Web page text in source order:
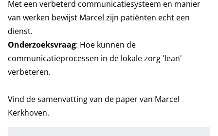
Met een verbeterd communicatiesysteem en manier
van werken bewijst Marcel zijn patiënten echt een
dienst.
Onderzoeksvraag: Hoe kunnen de
communicatieprocessen in de lokale zorg 'lean'
verbeteren.
Vind de samenvatting van de paper van Marcel
Kerkhoven.